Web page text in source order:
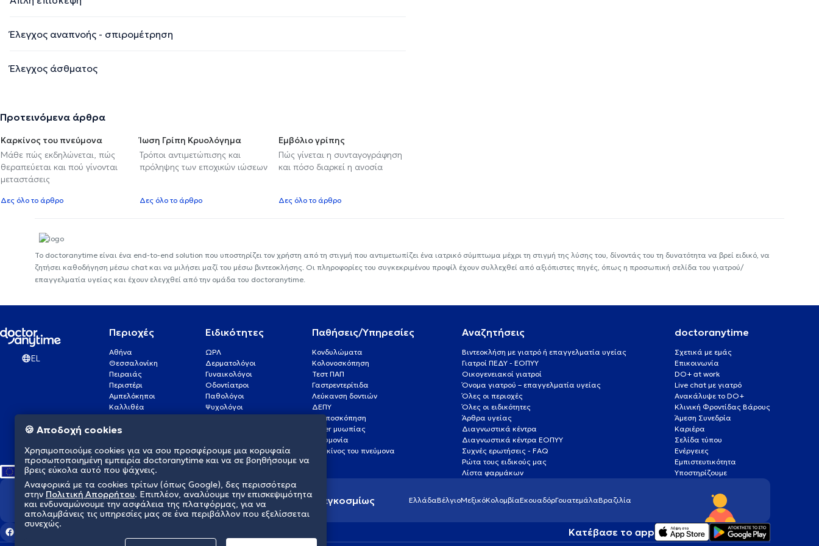
Έλεγχος αναπνοής - σπιρομέτρηση
Έλεγχος άσθματος
Προτεινόμενα άρθρα
Καρκίνος του πνεύμονα
Μάθε πώς εκδηλώνεται, πώς
θεραπεύεται και πού γίνονται
μεταστάσεις
Δες όλο το άρθρο
Ίωση Γρίπη Κρυολόγημα
Τρόποι αντιμετώπισης και
πρόληψης των εποχικών ιώσεων
Δες όλο το άρθρο
Εμβόλιο γρίπης
Πώς γίνεται η συνταγογράφηση
και πόσο διαρκεί η ανοσία
Δες όλο το άρθρο
Το doctoranytime είναι ένα end-to-end solution που υποστηρίζει τον χρήστη από τη στιγμή που αντιμετωπίζει ένα ιατρικό σύμπτωμα μέχρι τη στιγμή της λύσης του, δίνοντάς του τη δυνατότητα να βρεί ειδικό, να
ζητήσει καθοδήγηση μέσω chat και να μιλήσει μαζί του μέσω βιντεοκλήσης. Οι πληροφορίες του συγκεκριμένου προφίλ έχουν συλλεχθεί από αξιόπιστες πηγές, όπως η προσωπική σελίδα του γιατρού/
επαγγελματία υγείας και έχουν ελεγχθεί από την ομάδα του doctoranytime.
EL
Περιοχές
Αθήνα
Θεσσαλονίκη
Πειραιάς
Περιστέρι
Αμπελόκηποι
Καλλιθέα
Γλυφάδα
Νέα Σμύρνη
Ειδικότητες
ΩΡΛ
Δερματολόγοι
Γυναικολόγοι
Οδοντίατροι
Παθολόγοι
Ψυχολόγοι
Καρδιολόγοι
Παθήσεις/Υπηρεσίες
Κονδυλώματα
Κολονοσκόπηση
Τεστ ΠΑΠ
Γαστρεντερίτιδα
Λεύκανση δοντιών
ΔΕΠΥ
Κολποσκόπηση
Laser μυωπίας
Πνευμονία
Καρκίνος του πνεύμονα
Αναζητήσεις
Βιντεοκλήση με γιατρό ή επαγγελματία υγείας
Γιατροί ΠΕΔΥ - ΕΟΠΥΥ
Οικογενειακοί γιατροί
Όνομα γιατρού – επαγγελματία υγείας
Όλες οι περιοχές
Όλες οι ειδικότητες
Άρθρα υγείας
Διαγνωστικά κέντρα
Διαγνωστικά κέντρα ΕΟΠΥΥ
Συχνές ερωτήσεις - FAQ
Ρώτα τους ειδικούς μας
Λίστα φαρμάκων
doctoranytime
Σχετικά με εμάς
Επικοινωνία
DO+ at work
Live chat με γιατρό
Ανακάλυψε το DO+
Κλινική Φροντίδας Βάρους
Άμεση Συνεδρία
Καριέρα
Σελίδα τύπου
Ενέργειες
Εμπιστευτικότητα
Υποστηρίζουμε
Διαμορφώνουμε το μέλλον της υγείας παγκοσμίως ΕλλάδαΒέλγιοΜεξικόΚολομβίαΕκουαδόρΓουατεμάλαΒραζιλία
Κατέβασε το app
🍪 Αποδοχή cookies
Χρησιμοποιούμε cookies για να σου προσφέρουμε μια κορυφαία
προσωποποιημένη εμπειρία doctoranytime και να σε βοηθήσουμε να
βρεις εύκολα αυτό που ψάχνεις.
Αναφορικά με τα cookies τρίτων (όπως Google), δες περισσότερα
στην Πολιτική Απορρήτου. Επιπλέον, αναλύουμε την επισκεψιμότητα
και ενδυναμώνουμε την ασφάλεια της πλατφόρμας, για να
απολαμβάνεις τις υπηρεσίες μας σε ένα περιβάλλον που εξελίσσεται
συνεχώς.